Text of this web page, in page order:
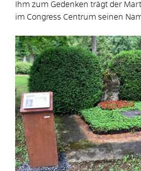
Ihm zum Gedenken trägt der
im Congress Centrum seinen